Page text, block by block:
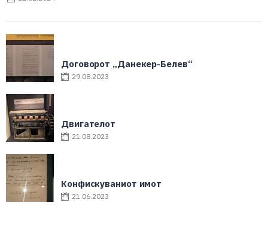
Договорот „Данекер-Белев“
29.08.2023
Двигателот
21.08.2023
Конфискуваниот имот
21.06.2023